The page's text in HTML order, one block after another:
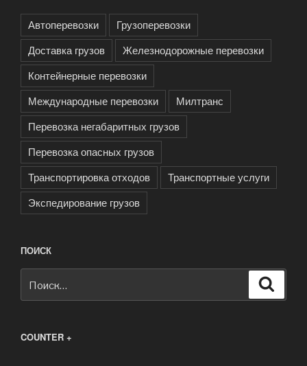
Автоперевозки
Грузоперевозки
Доставка грузов
Железнодорожные перевозки
Контейнерные перевозки
Международные перевозки
Милтранс
Перевозка негабаритных грузов
Перевозка опасных грузов
Транспортировка отходов
Транспортные услуги
Экспедирование грузов
ПОИСК
COUNTER +